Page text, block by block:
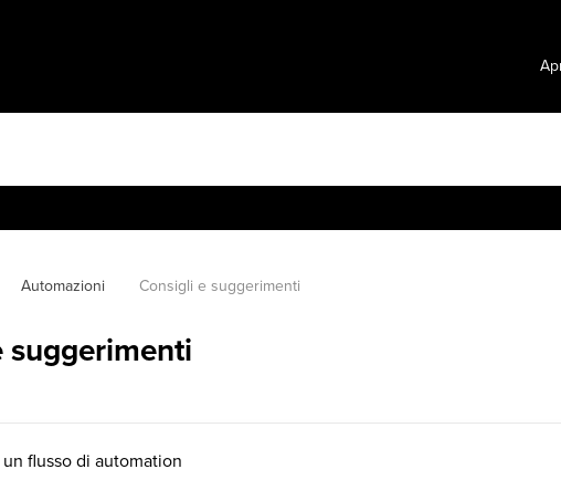
Automazioni Consigli e suggerimenti
suggerimenti
flusso di automation